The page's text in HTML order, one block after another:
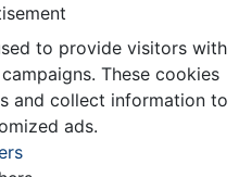
to provide visitors with
These cookies
and collect information to
ads.